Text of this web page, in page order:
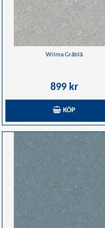
Wilma Gråblå
899 kr
KÖP